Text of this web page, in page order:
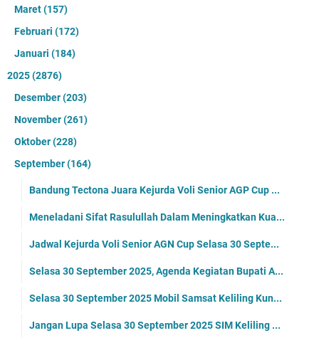
Maret(157)
Februari (172)
Januari (184)
2025(2876)
Desember(203)
November(261)
Oktober(228)
September(164)
Bandung Tectona Juara Kejurda Voli Senior AGP Cup ...
Meneladani Sifat Rasulullah Dalam Meningkatkan Kua...
Jadwal Kejurda Voli Senior AGN Cup Selasa 30 Septe...
Selasa 30 September 2025, Agenda Kegiatan Bupati A...
Selasa 30 September 2025 Mobil Samsat Keliling Kun...
Jangan Lupa Selasa 30 September 2025 SIM Keliling ...